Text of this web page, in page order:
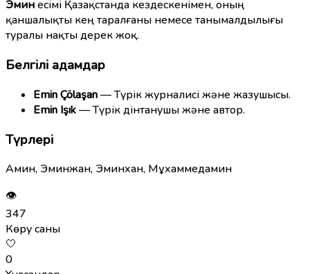
Эминесімі Қазақстанда кездескенімен, оның
қаншалықты кең таралғаны немесе танымалдылығы
туралы нақты дерек жоқ.
Белгілі адамдар
Emin Çölaşan— Түрік журналисі және жазушысы.
Emin Işık— Түрік дінтанушы және автор.
Түрлері
Амин, Эминжан, Эминхан, Мұхаммедамин
👁
347
Көру саны
🤍
0